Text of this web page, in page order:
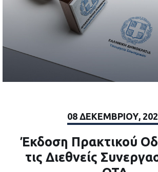
08 ΔΕΚΕΜΒΡΊΟΥ,
Έκδοση Πρακτικού
τις Διεθνείς